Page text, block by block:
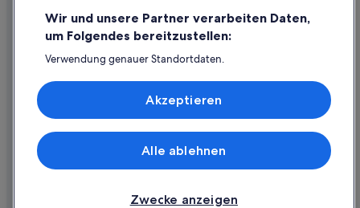
Rückerstattungsprozess und Zeitrahmen
Buchen Sie einen Flug mit einer Gutschrift bei der Fluggesellschaft
Internationale Reisedokumente
© 2026 Expedia, Inc., ein Unternehmen der Expedia Group. Alle Rechte
vorbehalten. Expedia und das Expedia-Logo sind Handelsmarken oder
Wir und unsere Partner verarbeiten Daten,
um Folgendes bereitzustellen:
Verwendung genauer Standortdaten.
Speichern von oder Zugriff auf Informationen auf einem
Endgerät. Personalisierte Werbung und Inhalte, Messung
von Werbeleistung und der Performance von Inhalten,
Liste der Partner (Lieferanten)
Zwecke anzeigen
Alle ablehnen
Akzeptieren